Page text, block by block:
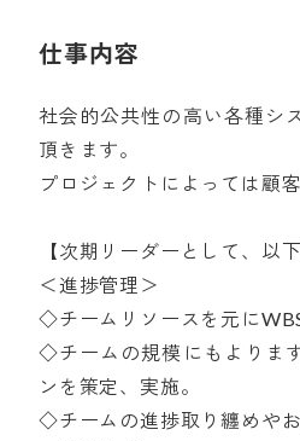
仕事内容
社会的公共性の高い各種シ
頂きます。
プロジェクトによっては顧
【次期リーダーとして、以
＜進捗管理＞
◇チームリソースを元に
◇チームの規模にもよりま
ンを策定、実施。
◇チームの進捗取り纏めやお